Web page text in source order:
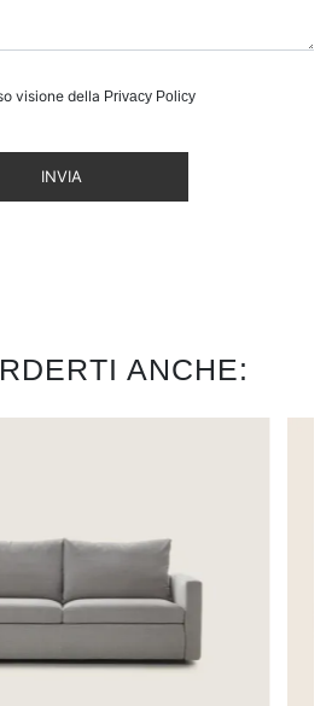
visione della Privacy Policy
INVIA
ANCHE: